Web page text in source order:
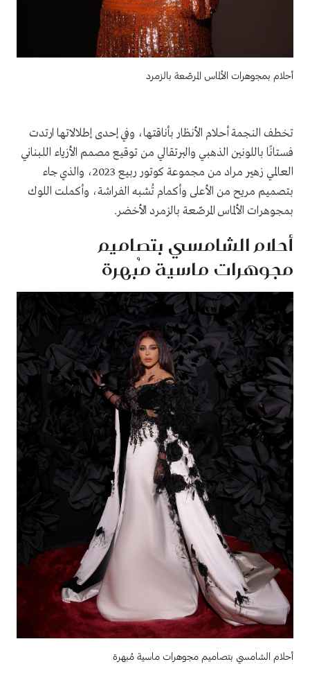
أحلام بمجوهرات الألماس المرصّعة بالزمرد
تخطف النجمة أحلام الأنظار بأناقتها، وفي إحدى إطلالاتها ارتدت
فستانًا باللونين الذهبي والبرتقالي من توقيع مصمم الأزياء اللبناني
العالمي زهير مراد من مجموعة كوتور ربيع 2023، والذي جاء
بتصميم مريح من الأعلى وأكمام تُشبه الفراشة، وأكملت اللوك
بمجوهرات الألماس المرصّعة بالزمرد الأخضر.
أحلام الشامسي بتصاميم
مجوهرات ماسية مُبهرة
أحلام الشامسي بتصاميم مجوهرات ماسية مُبهرة